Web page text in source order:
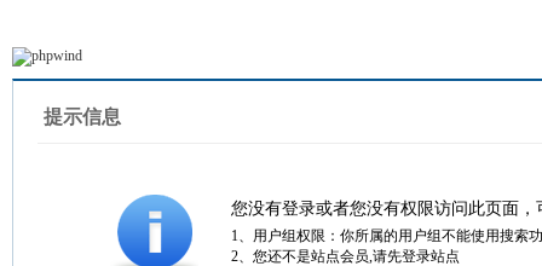
提示信息
您没有登录或者您没有权限访问此页面
1、用户组权限：你所属的用户组不能使用搜索
2、您还不是站点会员,请先登录站点